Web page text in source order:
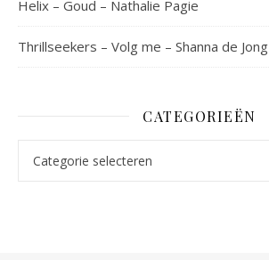
Helix – Goud – Nathalie Pagie
Thrillseekers – Volg me – Shanna de Jong
CATEGORIEËN